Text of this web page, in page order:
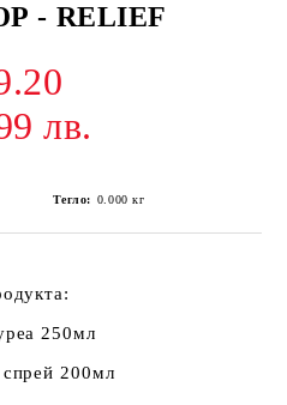
- RELIEF
лв.
Тегло: 0.000 кг
250мл
200мл